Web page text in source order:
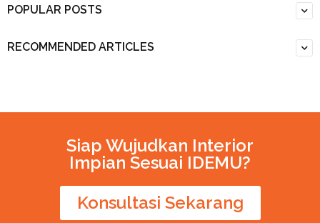
POPULAR POSTS
RECOMMENDED ARTICLES
Siap Wujudkan Interior
Impian Sesuai IDEMU?
Konsultasi Sekarang